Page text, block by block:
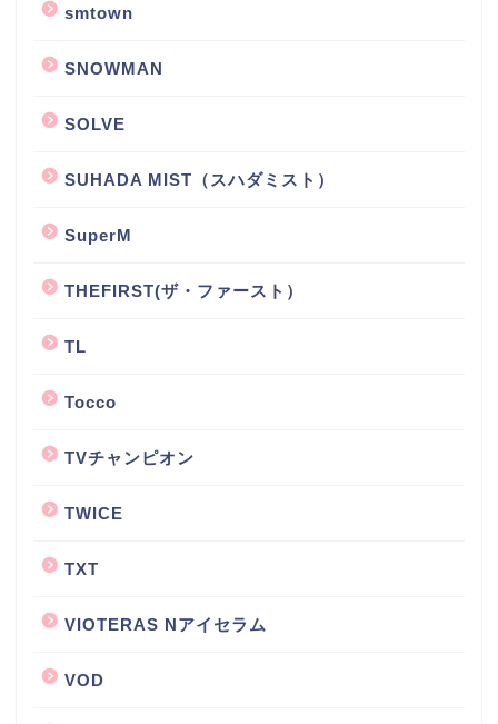
smtown
SNOWMAN
SOLVE
SUHADA MIST（スハダミスト）
SuperM
THEFIRST(ザ・ファースト）
TL
Tocco
TVチャンピオン
TWICE
TXT
VIOTERAS Nアイセラム
VOD